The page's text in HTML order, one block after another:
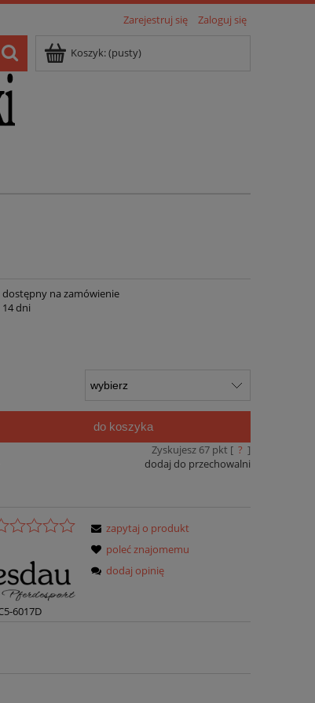
Zarejestruj się Zaloguj się
Koszyk:(pusty)
dostępny na zamówienie
14 dni
do koszyka
Zyskujesz 67pkt [ ? ]
dodaj do przechowalni
6017D
zapytaj o produkt
poleć znajomemu
dodaj opinię